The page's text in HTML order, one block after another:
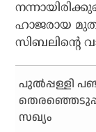
ഹാജരായ
സിബലിന്റെ
പുൽപ്പള്ളി
സഖ്യം